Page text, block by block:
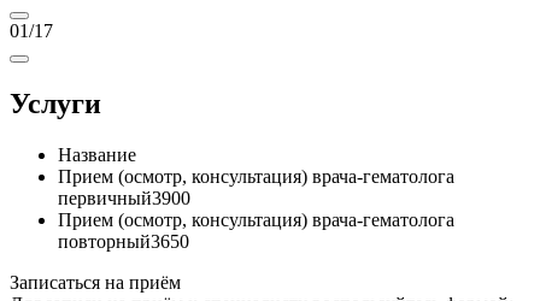
01/17
Услуги
Название
Прием (осмотр, консультация) врача-гематолога
первичный3900
Прием (осмотр, консультация) врача-гематолога
повторный3650
Записаться на приём